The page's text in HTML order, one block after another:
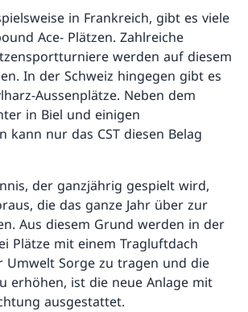
in Frankreich, gibt es viele
Ace- Plätzen. Zahlreiche
werden auf diesem
In der Schweiz hingegen gibt es
Aussenplätze. Neben dem
in Biel und einigen
kann nur das CST diesen Belag
der ganzjährig gespielt wird,
die das ganze Jahr über zur
Aus diesem Grund werden in der
Plätze mit einem Tragluftdach
Umwelt Sorge zu tragen und die
erhöhen, ist die neue Anlage mit
ausgestattet.